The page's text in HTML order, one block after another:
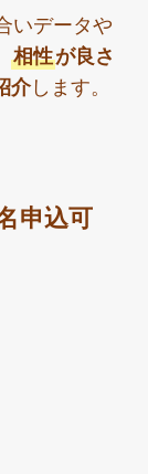
いデータや
相性が良さ
介します。
申込可